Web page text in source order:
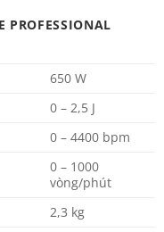
PROFESSIONAL
650 W
0 – 2,5 J
0 – 4400 bpm
0 – 1000
vòng/phút
2,3 kg